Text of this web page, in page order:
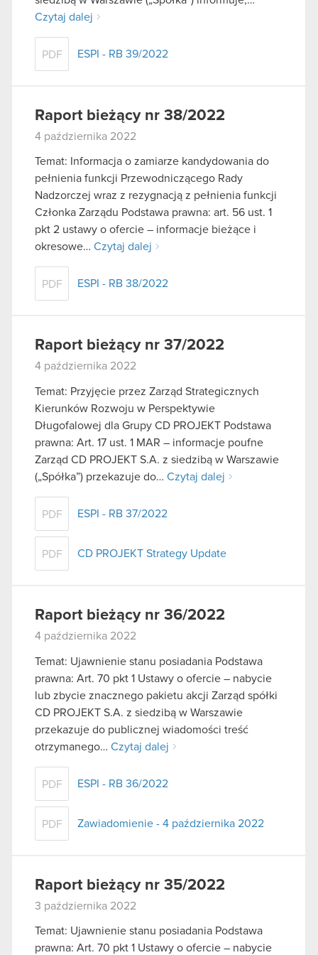
Czytaj dalej
PDF ESPI - RB 39/2022
Raport bieżący nr 38/2022
4 października 2022
Temat: Informacja o zamiarze kandydowania do
pełnienia funkcji Przewodniczącego Rady
Nadzorczej wraz z rezygnacją z pełnienia funkcji
Członka Zarządu Podstawa prawna: art. 56 ust. 1
pkt 2 ustawy o ofercie – informacje bieżące i
okresowe… Czytaj dalej
PDF ESPI - RB 38/2022
Raport bieżący nr 37/2022
4 października 2022
Temat: Przyjęcie przez Zarząd Strategicznych
Kierunków Rozwoju w Perspektywie
Długofalowej dla Grupy CD PROJEKT Podstawa
prawna: Art. 17 ust. 1 MAR – informacje poufne
Zarząd CD PROJEKT S.A. z siedzibą w Warszawie
(„Spółka”) przekazuje do… Czytaj dalej
PDF ESPI - RB 37/2022
PDF CD PROJEKT Strategy Update
Raport bieżący nr 36/2022
4 października 2022
Temat: Ujawnienie stanu posiadania Podstawa
prawna: Art. 70 pkt 1 Ustawy o ofercie – nabycie
lub zbycie znacznego pakietu akcji Zarząd spółki
CD PROJEKT S.A. z siedzibą w Warszawie
przekazuje do publicznej wiadomości treść
otrzymanego… Czytaj dalej
PDF ESPI - RB 36/2022
PDF Zawiadomienie - 4 października 2022
Raport bieżący nr 35/2022
3 października 2022
Temat: Ujawnienie stanu posiadania Podstawa
prawna: Art. 70 pkt 1 Ustawy o ofercie – nabycie